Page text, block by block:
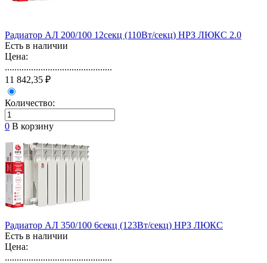
Радиатор АЛ 200/100 12секц (110Вт/секц) НРЗ ЛЮКС 2.0
Есть в наличии
Цена:
.............................................
11 842,35 ₽
Количество:
0 В корзину
Радиатор АЛ 350/100 6секц (123Вт/секц) НРЗ ЛЮКС
Есть в наличии
Цена:
.............................................